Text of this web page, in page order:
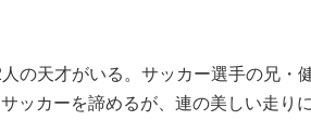
の天才がいる。サッカー選手の兄・
ッカーを諦めるが、連の美しい走り